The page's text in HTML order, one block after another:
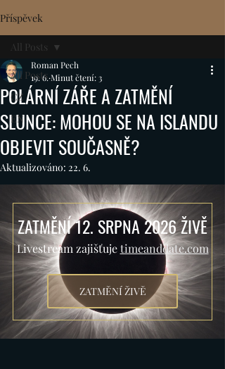
Příspěvek
All Posts
CZ
EN
All Posts
POLÁRNÍ ZÁŘE A ZATMĚNÍ
SLUNCE: MOHOU SE NA ISLANDU
OBJEVIT SOUČASNĚ?
Roman Pech
19. 6. Minut čtení: 3
Aktualizováno: 22. 6.
ZATMĚNÍ 12. SRPNA 2026 ŽIVĚ
Livestream zajišťuje timeanddate.com
ZATMĚNÍ ŽIVĚ